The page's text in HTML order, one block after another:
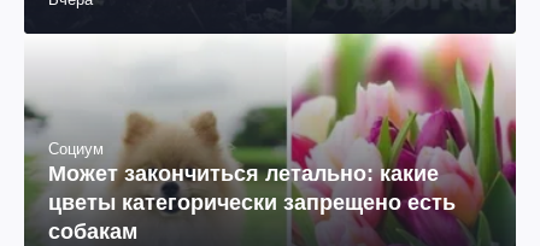
Социум
Может закончиться летально: какие
цветы категорически запрещено есть
собакам